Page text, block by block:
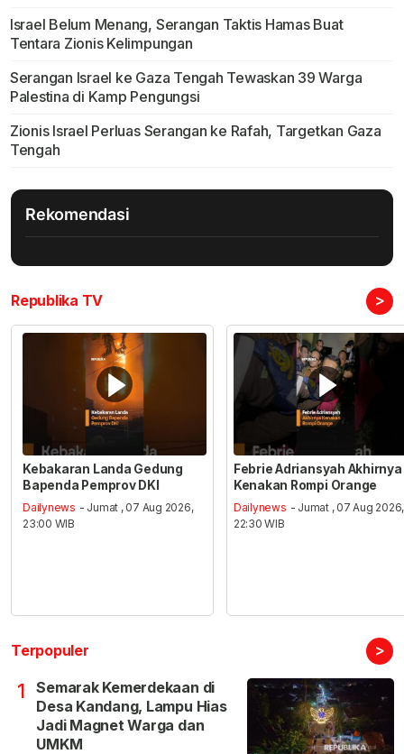
Israel Belum Menang, Serangan Taktis Hamas Buat
Tentara Zionis Kelimpungan
Serangan Israel ke Gaza Tengah Tewaskan 39 Warga
Palestina di Kamp Pengungsi
Zionis Israel Perluas Serangan ke Rafah, Targetkan Gaza
Tengah
Rekomendasi
Republika TV >
Kebakaran Landa Gedung
Bapenda Pemprov DKI
Dailynews - Jumat , 07 Aug 2026,
23:00 WIB
Febrie Adriansyah Akhirnya
Kenakan Rompi Orange
Dailynews - Jumat , 07 Aug 2026,
22:30 WIB
Terpopuler >
1
Semarak Kemerdekaan di
Desa Kandang, Lampu Hias
Jadi Magnet Warga dan
UMKM